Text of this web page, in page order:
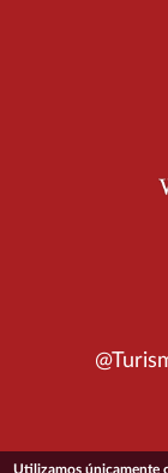
Utilizamos únicamente